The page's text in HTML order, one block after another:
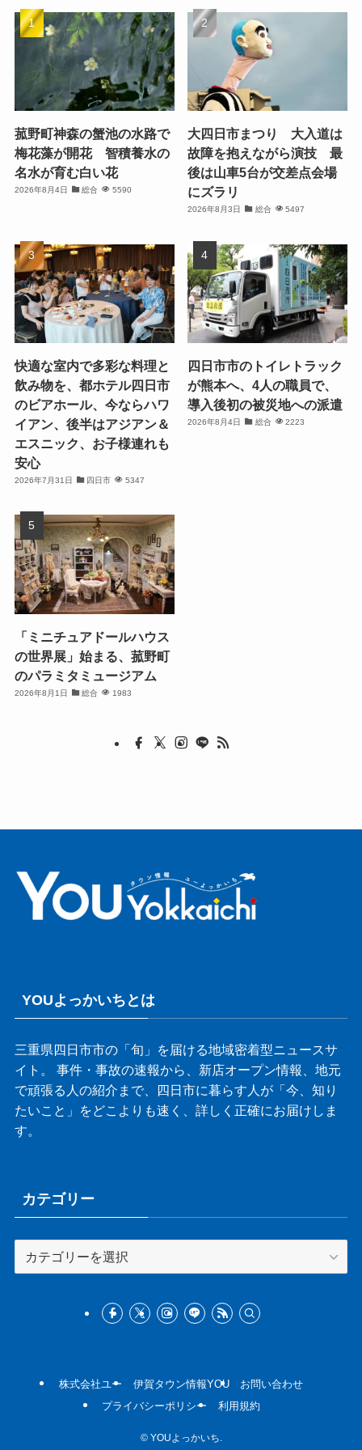
菰野町神森の蟹池の水路で
梅花藻が開花 智積養水の
名水が育む白い花
2026年8月4日 総合 5590
大四日市まつり 大入道は
故障を抱えながら演技 最
後は山車5台が交差点会場
にズラリ
2026年8月3日 総合 5497
快適な室内で多彩な料理と
飲み物を、都ホテル四日市
のビアホール、今ならハワ
イアン、後半はアジアン＆
エスニック、お子様連れも
安心
2026年7月31日 四日市 5347
四日市市のトイレトラック
が熊本へ、4人の職員で、
導入後初の被災地への派遣
2026年8月4日 総合 2223
「ミニチュアドールハウス
の世界展」始まる、菰野町
のパラミタミュージアム
2026年8月1日 総合 1983
YOUよっかいちとは
三重県四日市市の「旬」を届ける地域密着型ニュースサ
イト。 事件・事故の速報から、新店オープン情報、地元
で頑張る人の紹介まで、四日市に暮らす人が「今、知り
たいこと」をどこよりも速く、詳しく正確にお届けしま
す。
カテゴリー
テ
株式会社ユー 伊賀タウン情報YOU
お問い合わせ
プライバシーポリシー
利用規約
©YOUよっかいち.